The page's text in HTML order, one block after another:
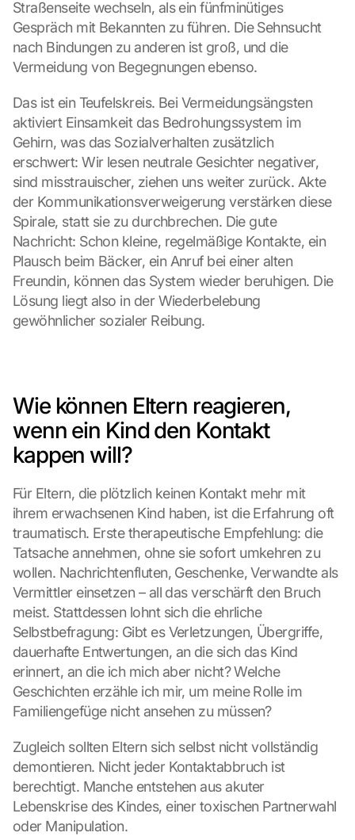
Straßenseite wechseln, als ein fünfminütiges
Gespräch mit Bekannten zu führen. Die Sehnsucht
nach Bindungen zu anderen ist groß, und die
Vermeidung von Begegnungen ebenso.
Das ist ein Teufelskreis. Bei Vermeidungsängsten
aktiviert Einsamkeit das Bedrohungssystem im
Gehirn, was das Sozialverhalten zusätzlich
erschwert: Wir lesen neutrale Gesichter negativer,
sind misstrauischer, ziehen uns weiter zurück. Akte
der Kommunikationsverweigerung verstärken diese
Spirale, statt sie zu durchbrechen. Die gute
Nachricht: Schon kleine, regelmäßige Kontakte, ein
Plausch beim Bäcker, ein Anruf bei einer alten
Freundin, können das System wieder beruhigen. Die
Lösung liegt also in der Wiederbelebung
gewöhnlicher sozialer Reibung.
Wie können Eltern reagieren,
wenn ein Kind den Kontakt
kappen will?
Für Eltern, die plötzlich keinen Kontakt mehr mit
ihrem erwachsenen Kind haben, ist die Erfahrung oft
traumatisch. Erste therapeutische Empfehlung: die
Tatsache annehmen, ohne sie sofort umkehren zu
wollen. Nachrichtenfluten, Geschenke, Verwandte als
Vermittler einsetzen – all das verschärft den Bruch
meist. Stattdessen lohnt sich die ehrliche
Selbstbefragung: Gibt es Verletzungen, Übergriffe,
dauerhafte Entwertungen, an die sich das Kind
erinnert, an die ich mich aber nicht? Welche
Geschichten erzähle ich mir, um meine Rolle im
Familiengefüge nicht ansehen zu müssen?
Zugleich sollten Eltern sich selbst nicht vollständig
demontieren. Nicht jeder Kontaktabbruch ist
berechtigt. Manche entstehen aus akuter
Lebenskrise des Kindes, einer toxischen Partnerwahl
oder Manipulation.
L
o
a
d
o
o
l
e
M
a
p
s